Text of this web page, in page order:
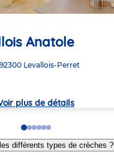
Anatole
92300 Levallois-Perret
plus de détails
Go
to
slide
Go
to
slide
Go
to
slide
Go
to
slide
Go
to
slide
Go
to
slide
différents types de crèches ?